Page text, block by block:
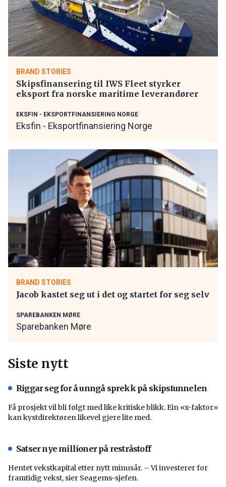
BRAND STORIES
Skipsfinansering til IWS Fleet styrker
eksport fra norske maritime leverandører
EKSFIN - EKSPORTFINANSIERING NORGE
Eksfin - Eksportfinansiering Norge
BRAND STORIES
Jacob kastet seg ut i det og startet for seg selv
SPAREBANKEN MØRE
Sparebanken Møre
Siste nytt
Riggar seg for å unngå sprekk på skipstunnelen
Få prosjekt vil bli følgt med like kritiske blikk. Ein «x-faktor»
kan kystdirektøren likevel gjere lite med.
Satser nye millioner på restråstoff
Hentet vekstkapital etter nytt minusår. – Vi investerer for
framtidig vekst, sier Seagems-sjefen.